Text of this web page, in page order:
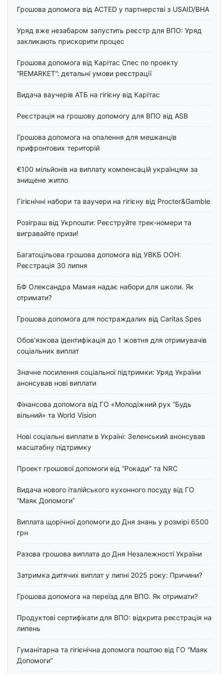
Грошова допомога від ACTED у партнерстві з USAID/BHA
Уряд вже незабаром запустить реєстр для ВПО: Уряд
закликають прискорити процес
Грошова допомога від Карітас Спес по проекту
“REMARKET”: детальні умови реєстрації
Видача ваучерів АТБ на гігієну від Карітас
Реєстрація на грошову допомогу для ВПО від ASB
Грошова допомога на опалення для мешканців
прифронтових територій
€100 мільйонів на виплату компенсацій українцям за
знищене житло
Гігієнічні набори та ваучери на гігієну від Procter&Gamble
Розіграш від Укрпошти: Реєструйте трек-номери та
вигравайте призи!
Багатоцільова грошова допомога від УВКБ ООН:
Реєстрація 30 липня
БФ Олександра Мамая надає набори для школи. Як
отримати?
Грошова допомога для постраждалих від Caritas Spes
Обов’язкова ідентифікація до 1 жовтня для отримувачів
соціальних виплат
Значне посилення соціальної підтримки: Уряд України
анонсував нові виплати
Фінансова допомога від ГО «Молодіжний рух “Будь
вільний» та World Vision
Нові соціальні виплати в Україні: Зеленський анонсував
масштабну підтримку
Проект грошової допомоги від “Рокади” та NRC
Видача нового італійського кухонного посуду від ГО
“Маяк Допомоги”
Виплата щорічної допомоги до Дня знань у розмірі 6500
грн
Разова грошова виплата до Дня Незалежності України
Затримка дитячих виплат у липні 2025 року: Причини?
Грошова допомога на переїзд для ВПО. Як отримати?
Продуктові сертифікати для ВПО: відкрита реєстрація на
липень
Гуманітарна та гігієнічна допомога поштою від ГО “Маяк
Допомоги”